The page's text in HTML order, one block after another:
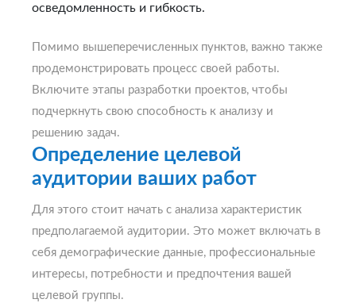
осведомленность и гибкость.
Помимо вышеперечисленных пунктов, важно также
продемонстрировать процесс своей работы.
Включите этапы разработки проектов, чтобы
подчеркнуть свою способность к анализу и
решению задач.
Определение целевой
аудитории ваших работ
Для этого стоит начать с анализа характеристик
предполагаемой аудитории. Это может включать в
себя демографические данные, профессиональные
интересы, потребности и предпочтения вашей
целевой группы.